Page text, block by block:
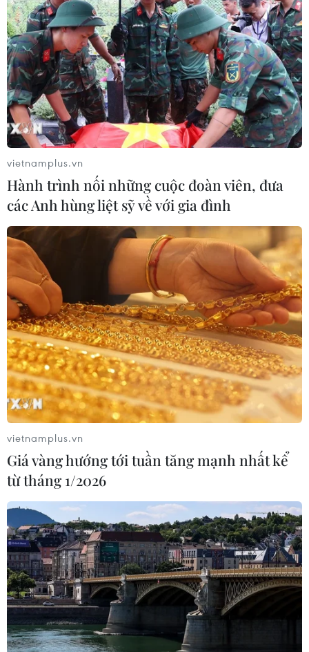
vietnamplus.vn
Hành trình nối những cuộc đoàn viên, đưa
các Anh hùng liệt sỹ về với gia đình
vietnamplus.vn
Giá vàng hướng tới tuần tăng mạnh nhất kể
từ tháng 1/2026